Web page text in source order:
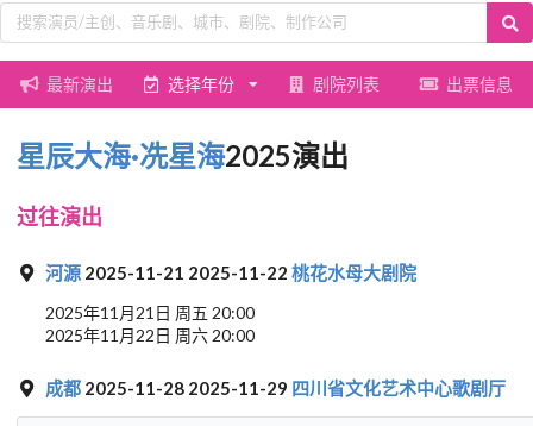
最新演出 选择年份 剧院列表 出票信息
星辰大海·冼星海2025演出
过往演出
河源 2025-11-21 2025-11-22桃花水母大剧院
2025年11月21日 周五 20:00
2025年11月22日 周六 20:00
成都 2025-11-28 2025-11-29 四川省文化艺术中心歌剧厅